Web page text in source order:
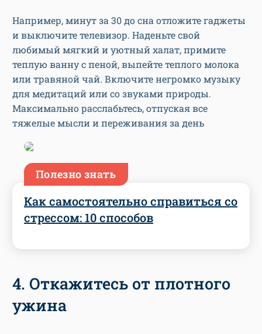
Например, минут за 30 до сна отложите гаджеты
и выключите телевизор. Наденьте свой
любимый мягкий и уютный халат, примите
теплую ванну с пеной, выпейте теплого молока
или травяной чай. Включите негромко музыку
для медитаций или со звуками природы.
Максимально расслабьтесь, отпуская все
тяжелые мысли и переживания за день
Полезно знать
Как самостоятельно справиться со
стрессом: 10 способов
4. Откажитесь от плотного
ужина